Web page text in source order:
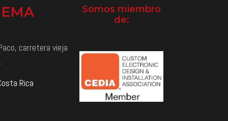
carretera vieja
Rica
Somos miembro
de: